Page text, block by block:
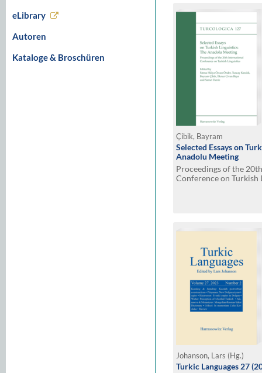
eLibrary
Autoren
Kataloge & Broschüren
Çibik, Bayram
Selected Essays on
Anadolu Meeting
Proceedings of the
Conference on Turkish
Johanson, Lars (Hg.)
Turkic Languages 27